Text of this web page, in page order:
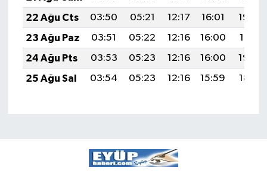
22 Ağu Cts
03:50 05:21 12:17 16:01
19:03
23 Ağu Paz
03:51 05:22 12:16 16:00
19:01
24 Ağu Pts
03:53 05:23 12:16 16:00
19:00
25 Ağu Sal
03:54 05:23 12:16 15:59 18:58